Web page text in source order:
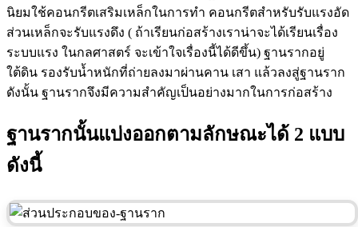
นิยมใช้คอนกรีตเสริมเหล็กในการทำ คอนกรีตสำหรับรับแรงอัด
ส่วนเหล็กจะรับแรงดึง ( ถ้าเรียนก่อสร้างเราน่าจะได้เรียนเรื่อง
ระบบแรง ในกลศาสตร์ จะเข้าใจเรื่องนี้ได้ดีขึ้น) ฐานรากอยู่
ใต้ดิน รองรับน้ำหนักที่ถ่ายลงมาผ่านคาน เสา แล้วลงสู่ฐานราก
ดังนั้น ฐานรากจึงมีความสำคัญเป็นอย่างมากในการก่อสร้าง
ฐานรากนั้นแบ่งออกตามลักษณะได้ 2 แบบ
ดังนี้